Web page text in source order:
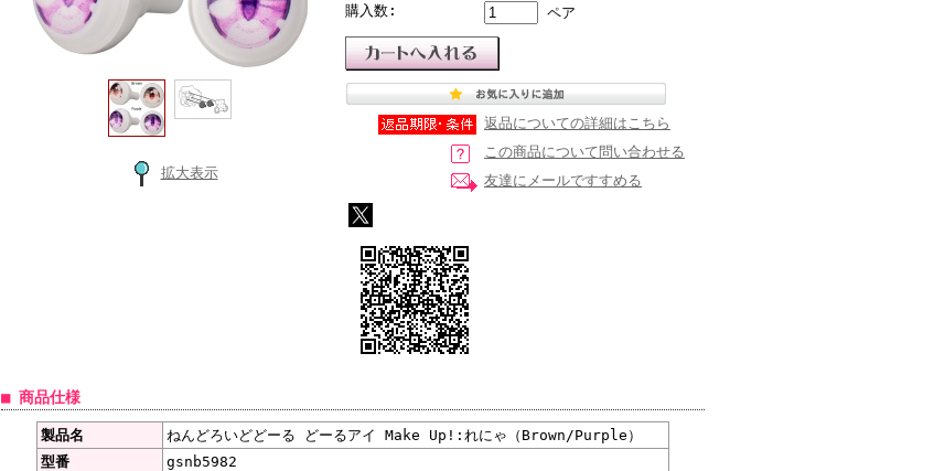
拡大表示
購入数:
ペア
返品についての詳細はこちら
この商品について問い合わせる
友達にメールですすめる
■ 商品仕様
製品名
ねんどろいどどーる どーるアイ Make Up!:れにゃ（Brown/Purple）
型番
gsnb5982